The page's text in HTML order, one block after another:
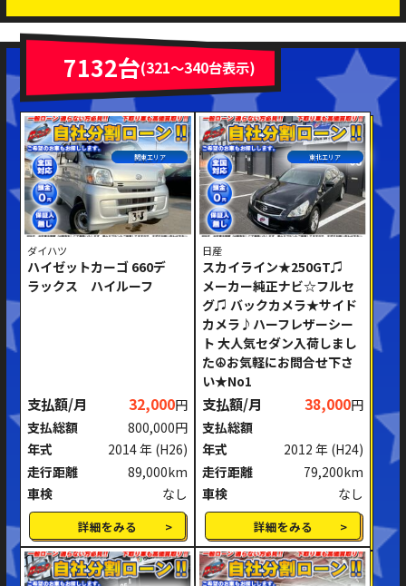
新着車両
修復歴あり
MT
右ハンドル 左ハンドル
閉じる
7132台(321～340台表示)
関東エリア
ダイハツ
ハイゼットカーゴ 660デ
ラックス ハイルーフ
支払額/月 32,000円
支払総額
800,000円
年式
2014 年 (H26)
走行距離
89,000km
車検
なし
詳細をみる
東北エリア
日産
スカイライン★250GT♫
メーカー純正ナビ☆フルセ
グ♫ バックカメラ★サイド
カメラ♪ハーフレザーシー
ト 大人気セダン入荷しまし
た☮お気軽にお問合せ下さ
い★No1
支払額/月 38,000円
支払総額
年式
2012 年 (H24)
走行距離
79,200km
車検
なし
詳細をみる